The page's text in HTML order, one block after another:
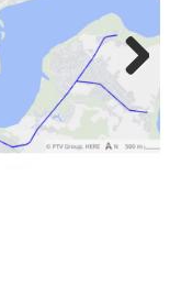
Next